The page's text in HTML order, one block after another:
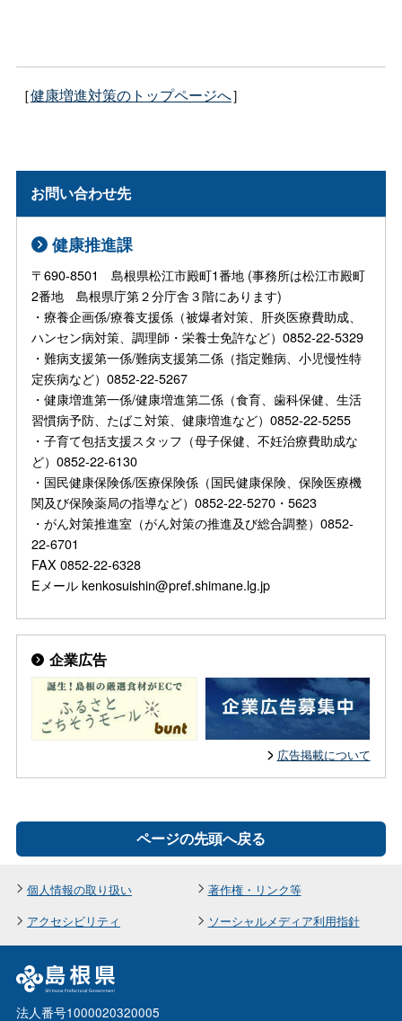
［健康増進対策のトップページへ］
お問い合わせ先
健康推進課
〒690-8501 島根県松江市殿町1番地 (事務所は松江市殿町
2番地 島根県庁第２分庁舎３階にあります)
・療養企画係/療養支援係（被爆者対策、肝炎医療費助成、
ハンセン病対策、調理師・栄養士免許など）0852-22-5329
・難病支援第一係/難病支援第二係（指定難病、小児慢性特
定疾病など）0852-22-5267
・健康増進第一係/健康増進第二係（食育、歯科保健、生活
習慣病予防、たばこ対策、健康増進など）0852-22-5255
・子育て包括支援スタッフ（母子保健、不妊治療費助成な
ど）0852-22-6130
・国民健康保険係/医療保険係（国民健康保険、保険医療機
関及び保険薬局の指導など）0852-22-5270・5623
・がん対策推進室（がん対策の推進及び総合調整）0852-
22-6701
FAX 0852-22-6328
Eメール kenkosuishin@pref.shimane.lg.jp
企業広告
広告掲載について
ページの先頭へ戻る
個人情報の取り扱い
著作権・リンク等
アクセシビリティ
ソーシャルメディア利用指針
法人番号1000020320005